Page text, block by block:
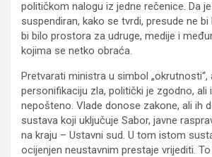
političkom nalogu iz jedne rečenice. Da
suspendiran, kako se tvrdi, presude ne
bi bilo prostora za udruge, medije i
kojima se netko obraća.
Pretvarati ministra u simbol „okrutnosti“,
personifikaciju zla, politički je zgodno, ali
nepošteno. Vlade donose zakone, ali ih
sustava koji uključuje Sabor, javne
na kraju – Ustavni sud. U tom istom
ocijenjen neustavnim prestaje vrijediti.